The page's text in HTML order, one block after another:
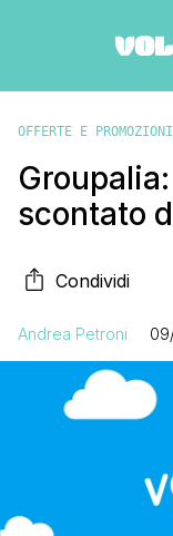
OFFERTE E PROMOZIONI
scontato
Condividi
Andrea Petroni